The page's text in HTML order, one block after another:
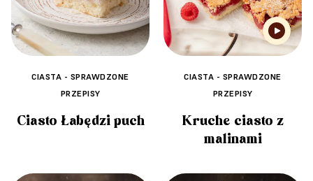
CIASTA - SPRAWDZONE
PRZEPISY
Ciasto Łabędzi puch
CIASTA - SPRAWDZONE
PRZEPISY
Kruche ciasto z
malinami